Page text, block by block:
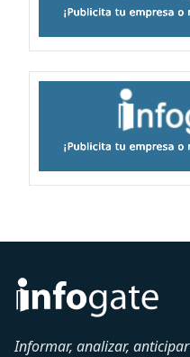
Informar, analizar, anticipar